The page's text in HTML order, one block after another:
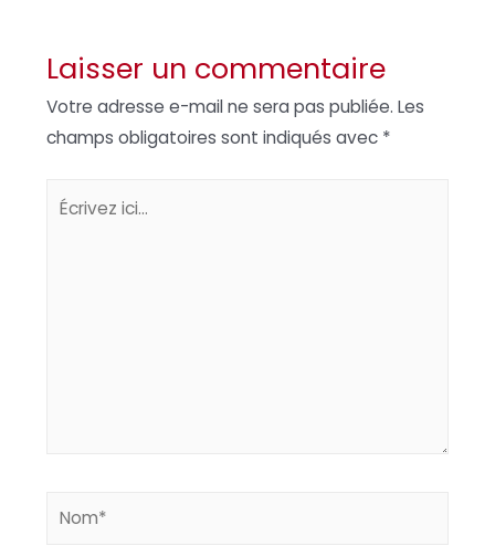
Laisser un commentaire
Votre adresse e-mail ne sera pas publiée. Les
champs obligatoires sont indiqués avec *
Écrivez